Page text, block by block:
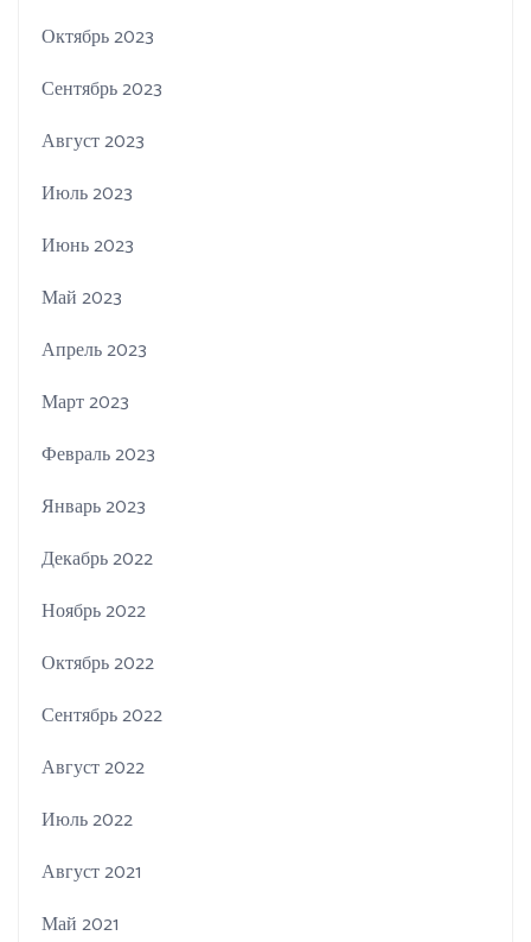
Октябрь 2023
Сентябрь 2023
Август 2023
Июль 2023
Июнь 2023
Май 2023
Апрель 2023
Март 2023
Февраль 2023
Январь 2023
Декабрь 2022
Ноябрь 2022
Октябрь 2022
Сентябрь 2022
Август 2022
Июль 2022
Август 2021
Май 2021